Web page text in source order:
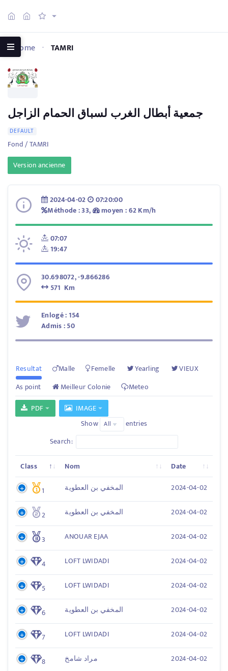
Home TAMRI
جمعية أبطال الغرب لسباق الحمام الزاجل
DEFAULT
Fond / TAMRI
Version ancienne
2024-04-02
07:20:00
Méthode : 33,
moyen : 62 Km/h
07:07
19:47
30.698072, -9.866286
571 Km
Enlogé : 154
Admis : 50
Resultat Malle Femelle Yearling
VIEUX
As point
Meilleur Colonie
Meteo
PDF
IMAGE
Show
entries
Search:
Class Nom Date
1 المخفي بن العطوية 2024-04-02
2 المخفي بن العطوية 2024-04-02
3 ANOUAR EJAA 2024-04-02
4 LOFT LWIDADI 2024-04-02
5 LOFT LWIDADI 2024-04-02
6 المخفي بن العطوية 2024-04-02
7 LOFT LWIDADI 2024-04-02
8 مراد شامخ 2024-04-02